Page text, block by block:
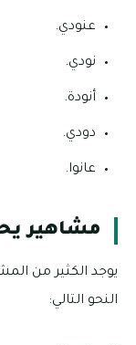
عنودي.
نودي.
أنودة.
دودي.
عانوا.
مشاهير
يوجد الكثير من
النحو التالي: